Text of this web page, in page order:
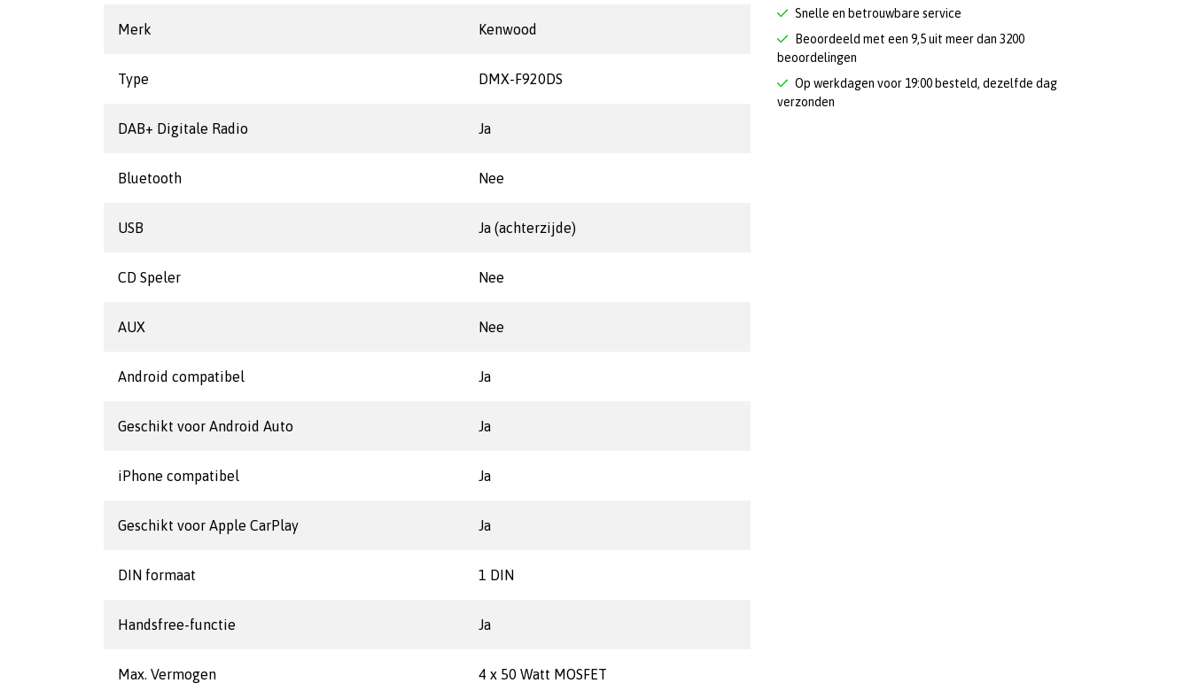
Snelle en betrouwbare service
Beoordeeld met een 9,5 uit meer dan 3200
beoordelingen
Op werkdagen voor 19:00 besteld, dezelfde dag
verzonden
Merk Kenwood
Type DMX-F920DS
DAB+ Digitale Radio Ja
Bluetooth Nee
USB Ja (achterzijde)
CD Speler Nee
AUX Nee
Android compatibel Ja
Geschikt voor Android Auto Ja
iPhone compatibel Ja
Geschikt voor Apple CarPlay Ja
DIN formaat 1 DIN
Handsfree-functie Ja
Max. Vermogen 4 x 50 Watt MOSFET